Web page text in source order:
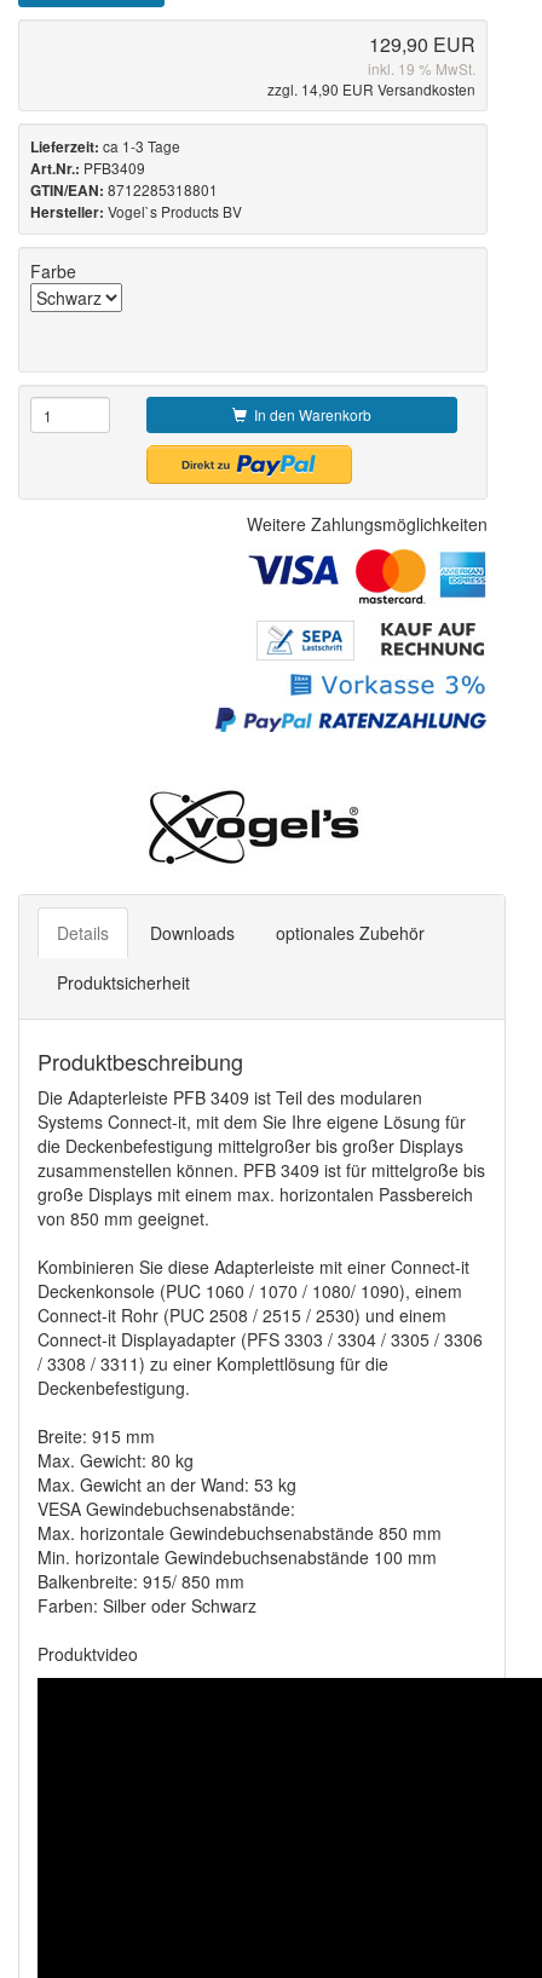
129,90 EUR
inkl. 19 % MwSt.
zzgl. 14,90 EUR Versandkosten
Lieferzeit: ca 1-3 Tage
Art.Nr.: PFB3409
GTIN/EAN: 8712285318801
Hersteller: Vogel`s Products BV
Farbe
In den Warenkorb
Weitere Zahlungsmöglichkeiten
Details Downloads optionales Zubehör
Produktsicherheit
Produktbeschreibung
Die Adapterleiste PFB 3409 ist Teil des modularen
Systems Connect-it, mit dem Sie Ihre eigene Lösung für
die Deckenbefestigung mittelgroßer bis großer Displays
zusammenstellen können. PFB 3409 ist für mittelgroße bis
große Displays mit einem max. horizontalen Passbereich
von 850 mm geeignet.
Kombinieren Sie diese Adapterleiste mit einer Connect-it
Deckenkonsole (PUC 1060 / 1070 / 1080/ 1090), einem
Connect-it Rohr (PUC 2508 / 2515 / 2530) und einem
Connect-it Displayadapter (PFS 3303 / 3304 / 3305 / 3306
/ 3308 / 3311) zu einer Komplettlösung für die
Deckenbefestigung.
Breite: 915 mm
Max. Gewicht: 80 kg
Max. Gewicht an der Wand: 53 kg
VESA Gewindebuchsenabstände:
Max. horizontale Gewindebuchsenabstände 850 mm
Min. horizontale Gewindebuchsenabstände 100 mm
Balkenbreite: 915/ 850 mm
Farben: Silber oder Schwarz
Produktvideo